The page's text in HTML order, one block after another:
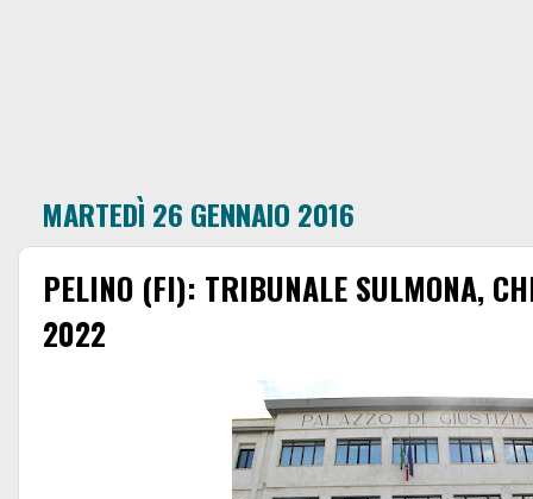
MARTEDÌ 26 GENNAIO 2016
PELINO (FI): TRIBUNALE SULMONA,
2022